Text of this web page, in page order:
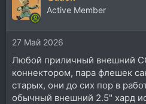
ц
и
и
:
Active Member
27 Май 2026
Любой приличный внешний
коннектором, пара флешек
старых, они до сих пор в
обычный внешний 2.5" хард